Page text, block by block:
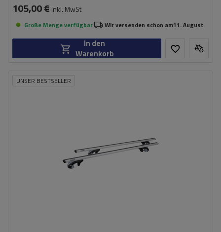
105,00 € inkl. MwSt
Große Menge verfügbar Wir versenden schon am11. August
In den
Warenkorb
UNSER BESTSELLER